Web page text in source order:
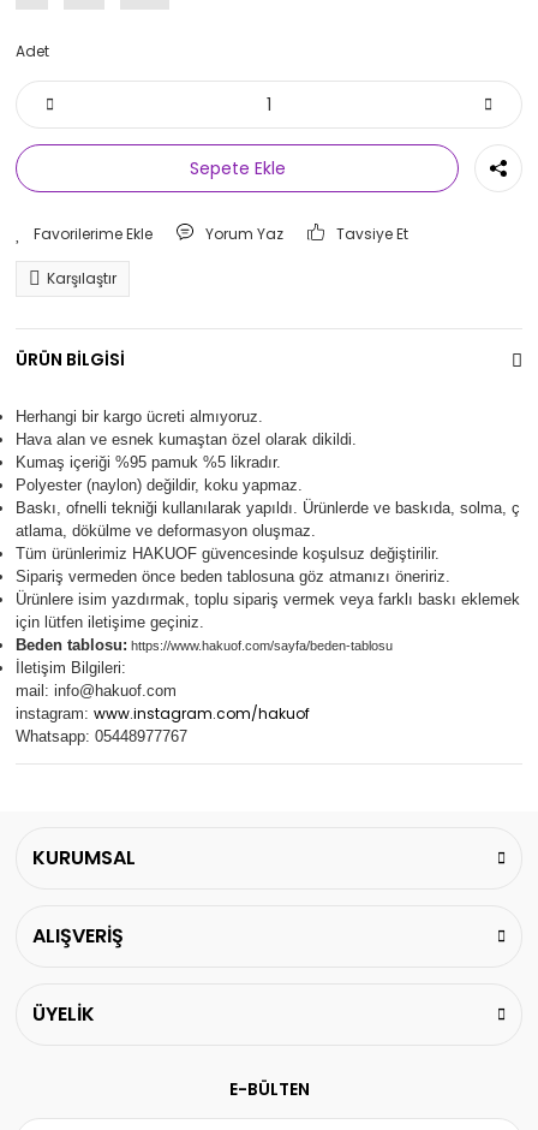
Adet
Sepete Ekle
Yorum Yaz Tavsiye Et
Karşılaştır
ÜRÜN BİLGİSİ
Herhangi bir kargo ücreti almıyoruz.
Hava alan ve esnek kumaştan özel olarak dikildi.
Kumaş içeriği %95 pamuk %5 likradır.
Polyester (naylon) değildir, koku yapmaz.
Baskı, ofnelli tekniği kullanılarak yapıldı. Ürünlerde ve baskıda, solma, ç
atlama, dökülme ve deformasyon oluşmaz.
Tüm ürünlerimiz HAKUOF güvencesinde koşulsuz değiştirilir.
Sipariş vermeden önce beden tablosuna göz atmanızı öneririz.
Ürünlere isim yazdırmak, toplu sipariş vermek veya farklı baskı eklemek
için lütfen iletişime geçiniz.
Beden tablosu: https://www.hakuof.com/sayfa/beden-tablosu
İletişim Bilgileri:
mail: info@hakuof.com
instagram: www.instagram.com/hakuof
Whatsapp: 05448977767
KURUMSAL
ALIŞVERİŞ
ÜYELİK
E-BÜLTEN